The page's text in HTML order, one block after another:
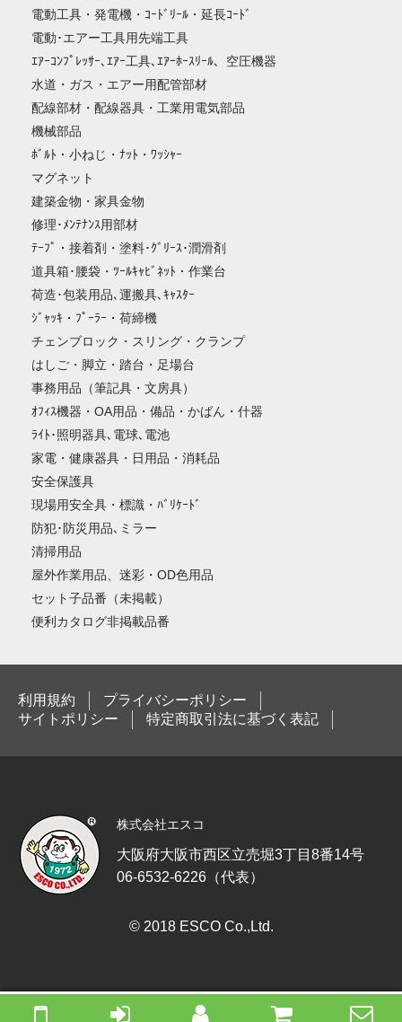
電動工具・発電機・ｺｰﾄﾞﾘｰﾙ・延長ｺｰﾄﾞ
電動･エアー工具用先端工具
ｴｱｰｺﾝﾌﾟﾚｯｻｰ､ｴｱｰ工具､ｴｱｰﾎｰｽﾘｰﾙ、空圧機器
水道・ガス・エアー用配管部材
配線部材・配線器具・工業用電気部品
機械部品
ﾎﾞﾙﾄ・小ねじ・ﾅｯﾄ・ﾜｯｼｬｰ
マグネット
建築金物・家具金物
修理･ﾒﾝﾃﾅﾝｽ用部材
ﾃｰﾌﾟ・接着剤・塗料･ｸﾞﾘｰｽ･潤滑剤
道具箱･腰袋・ﾂｰﾙｷｬﾋﾞﾈｯﾄ・作業台
荷造･包装用品､運搬具､ｷｬｽﾀｰ
ｼﾞｬｯｷ・ﾌﾟｰﾗｰ・荷締機
チェンブロック・スリング・クランプ
はしご・脚立・踏台・足場台
事務用品（筆記具・文房具）
ｵﾌｨｽ機器・OA用品・備品・かばん・什器
ﾗｲﾄ･照明器具､電球､電池
家電・健康器具・日用品・消耗品
安全保護具
現場用安全具・標識・ﾊﾞﾘｹｰﾄﾞ
防犯･防災用品､ミラー
清掃用品
屋外作業用品、迷彩・OD色用品
セット子品番（未掲載）
便利カタログ非掲載品番
利用規約
プライバシーポリシー
サイトポリシー
特定商取引法に基づく表記
株式会社エスコ
大阪府大阪市西区立売堀3丁目8番14号
06-6532-6226（代表）
© 2018 ESCO Co.,Ltd.